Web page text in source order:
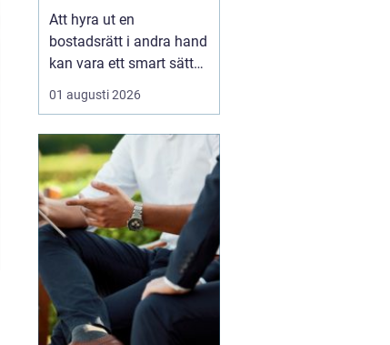
laglig och lönsam
Att hyra ut en
bostadsrätt i andra hand
kan vara ett smart sätt
att täcka kostnader eller
behålla boendet under
stad. Samtidigt upplever
många att regler,
tillstånd, hyresnivå och
försäkringar känns
krångliga. Med rätt
kunskap gå...
01 augusti 2026